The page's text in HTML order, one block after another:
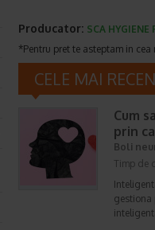
Producator: SCA HYGIENE
*Pentru pret te asteptam in
CELE MAI
Cum
prin
Boli
Timp de
gestiona